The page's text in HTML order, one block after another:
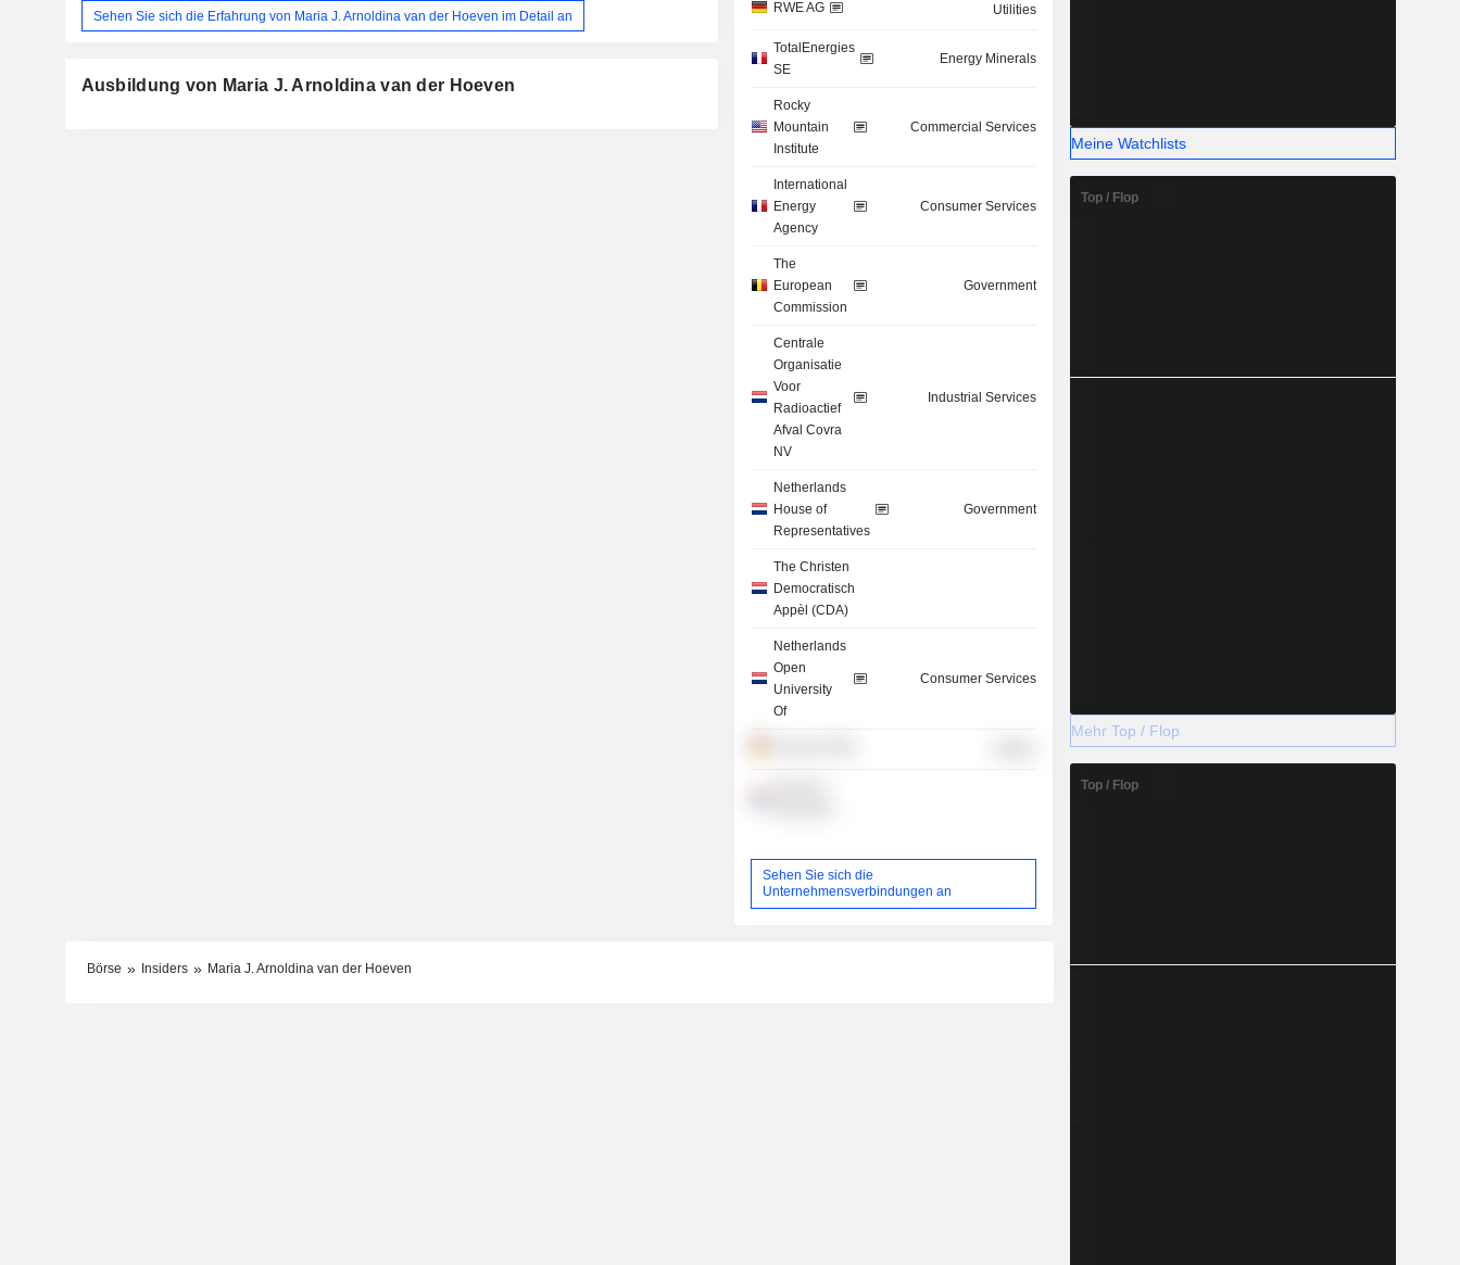
Sehen Sie sich die Erfahrung von Maria J. Arnoldina van der Hoeven im Detail an
Ausbildung von Maria J. Arnoldina van der Hoeven
RWE AG Utilities
TotalEnergies
SE
Energy Minerals
Rocky
Mountain
Institute
Commercial Services
International
Energy
Agency
Consumer Services
The
European
Commission
Government
Centrale
Organisatie
Voor
Radioactief
Afval Covra
NV
Industrial Services
Netherlands
House of
Representatives
Government
The Christen
Democratisch
Appèl (CDA)
Netherlands
Open
University
Of
Consumer Services
Sehen Sie sich die
Unternehmensverbindungen an
Börse Insiders Maria J. Arnoldina van der Hoeven
Meine Watchlists
Top / Flop
Mehr Top / Flop
Top / Flop